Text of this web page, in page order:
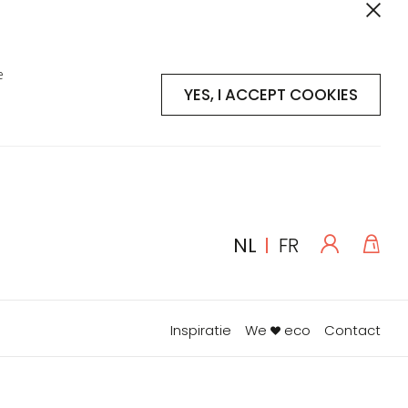
YES, I ACCEPT COOKIES
Log
TAAL
NL FR
Inspiratie We eco Contact